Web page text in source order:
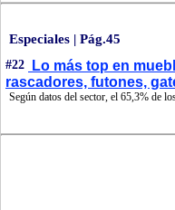
Especiales | Pág.45
#22
Lo más top en
rascadores, futones,
Según datos del sector, el 65,3% de